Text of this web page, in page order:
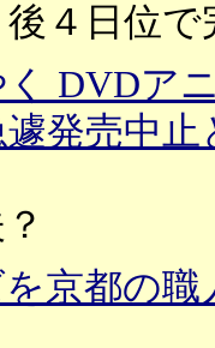
４日位で
DVDア
発売中
を京都の